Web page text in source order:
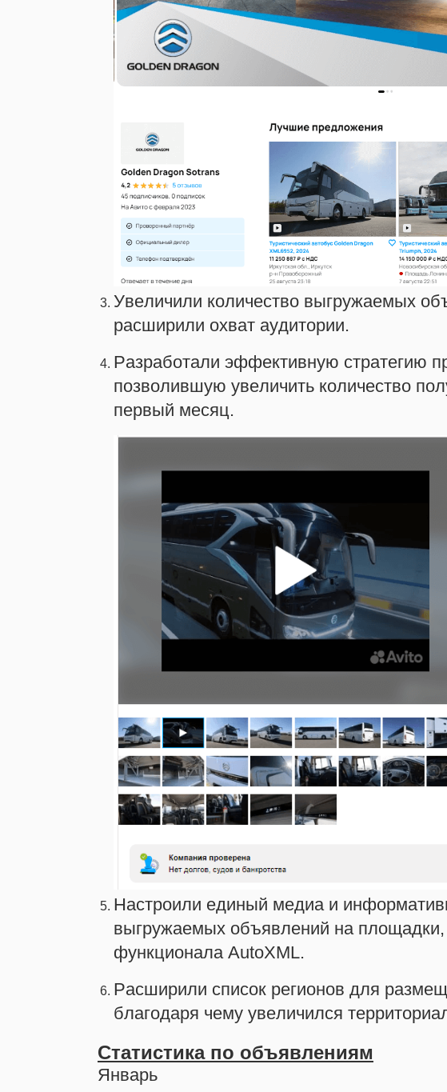
Увеличили количество выгружаемых
расширили охват аудитории.
Разработали эффективную стратегию
позволившую увеличить количество
первый месяц.
Настроили единый медиа и
выгружаемых объявлений на
функционала AutoXML.
Расширили список регионов для
благодаря чему увеличился
Статистика по объявлениям
Январь